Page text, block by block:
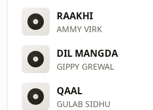
RAAKHI
AMMY VIRK
DIL MANGDA
GIPPY GREWAL
QAAL
GULAB SIDHU